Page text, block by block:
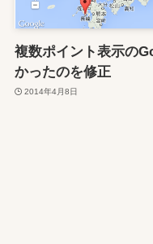
複数ポイント表示の
かったのを修正
2014年4月8日